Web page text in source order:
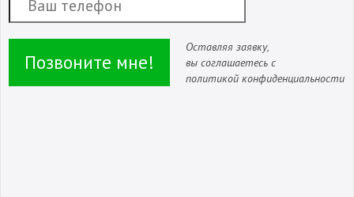
Позвоните мне!
Оставляя заявку,
вы соглашаетесь с
политикой конфиденциальности